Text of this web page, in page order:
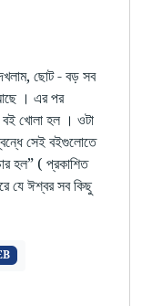
ছোট - বড় সব
আছে । এর পর
খোলা হল । ওটা
সেই বইগুলোতে
হল” ( প্রকাশিত
যে ঈশ্বর সব কিছু